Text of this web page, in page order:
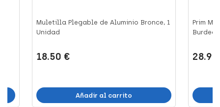
Muletilla Plegable de Aluminio Bronce, 1
Unidad
18.50 €
Añadir al carrito
Prim